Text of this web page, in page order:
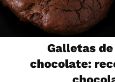
Galletas
chocolate: